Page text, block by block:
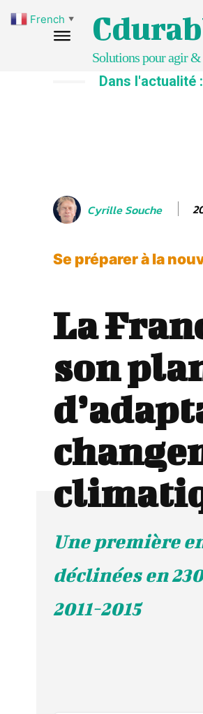
Solutions pour agir
Dans l'actualité :
Cyrille Souche
Se préparer à la
La
son
Une première
déclinées en
2011-2015
French ▼